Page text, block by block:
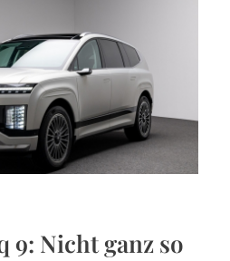
9: Nicht ganz so